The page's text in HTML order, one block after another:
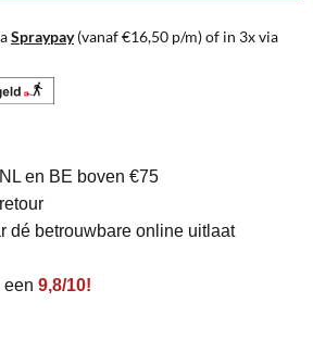
Spraypay(vanaf€16,50 p/m) of in 3x via
en BE boven €75
dé betrouwbare online uitlaat
een 9,8/10!